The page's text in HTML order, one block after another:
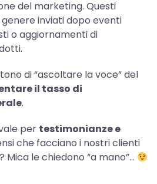
del marketing. Questi
inviati dopo eventi
o aggiornamenti di
di “ascoltare la voce” del
il tasso di
.
per testimonianze e
che facciano i nostri clienti
le chiedono “a mano”…